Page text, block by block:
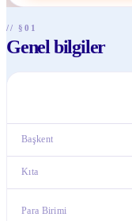
// §01
Genel bilgiler
Başkent
Kıta
Para Birimi